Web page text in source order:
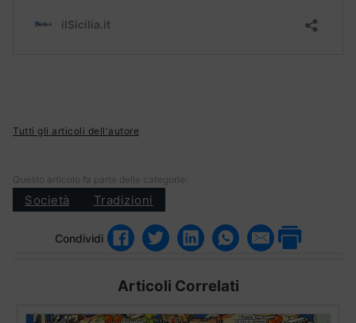
Tutti gli articoli dell'autore
Questo articolo fa parte delle categorie:
Società Tradizioni
Condividi
Articoli Correlati